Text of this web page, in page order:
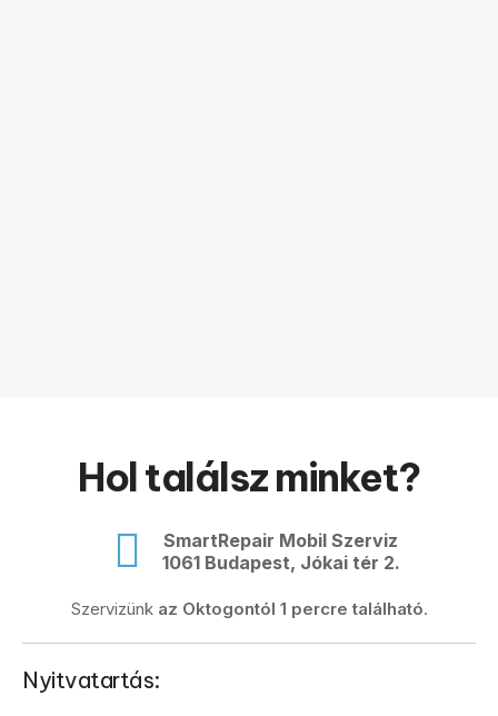
Hol találsz minket?
SmartRepair Mobil Szerviz
1061 Budapest, Jókai tér 2.
Szervizünk az Oktogontól 1 percre található.
Nyitvatartás: